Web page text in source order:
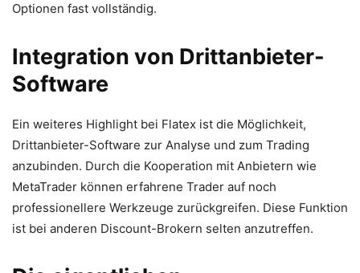
Optionen fast vollständig.
Integration von Drittanbieter-
Software
Ein weiteres Highlight bei Flatex ist die Möglichkeit,
Drittanbieter-Software zur Analyse und zum Trading
anzubinden. Durch die Kooperation mit Anbietern wie
MetaTrader können erfahrene Trader auf noch
professionellere Werkzeuge zurückgreifen. Diese Funktion
ist bei anderen Discount-Brokern selten anzutreffen.